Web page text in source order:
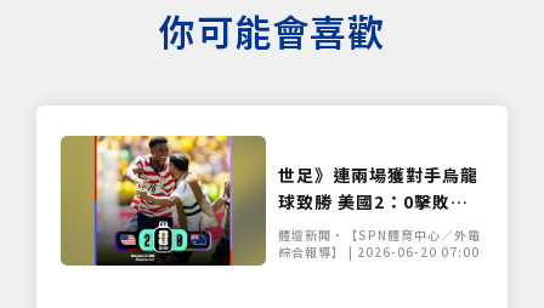
你可能會喜歡
世足》連兩場獲對手烏龍
球致勝 美國2：0擊敗澳
洲晉級32強
體壇新聞•【SPN體育中心／外電
綜合報導】 | 2026-06-20 07:00